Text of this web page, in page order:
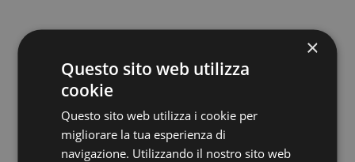
×
Questo sito web utilizza
cookie
Questo sito web utilizza i cookie per
migliorare la tua esperienza di
navigazione. Utilizzando il nostro sito web